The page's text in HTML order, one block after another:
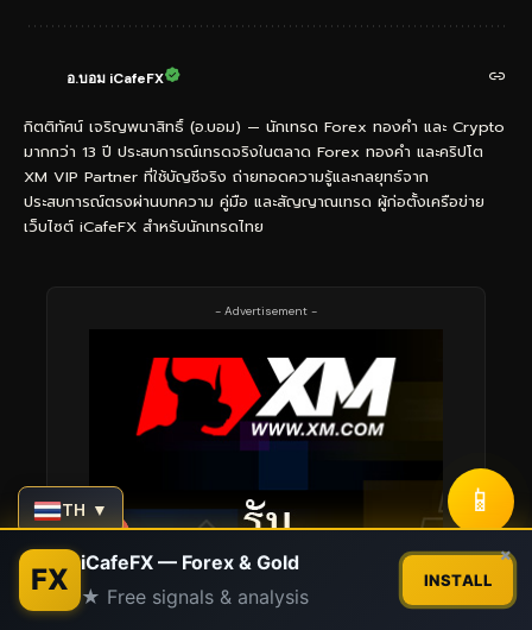
อ.บอม iCafeFX
กิตติทัศน์ เจริญพนาสิทธิ์ (อ.บอม) — นักเทรด Forex ทองคำ และ Crypto
มากกว่า 13 ปี ประสบการณ์เทรดจริงในตลาด Forex ทองคำ และคริปโต
XM VIP Partner ที่ใช้บัญชีจริง ถ่ายทอดความรู้และกลยุทธ์จาก
ประสบการณ์ตรงผ่านบทความ คู่มือ และสัญญาณเทรด ผู้ก่อตั้งเครือข่าย
เว็บไซต์ iCafeFX สำหรับนักเทรดไทย
- Advertisement -
TH ▼ 📱
FX iCafeFX — Forex & Gold
★ Free signals & analysis
INSTALL
×
Contact us
Open